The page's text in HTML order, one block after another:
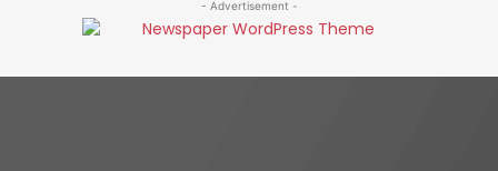
- Advertisement -